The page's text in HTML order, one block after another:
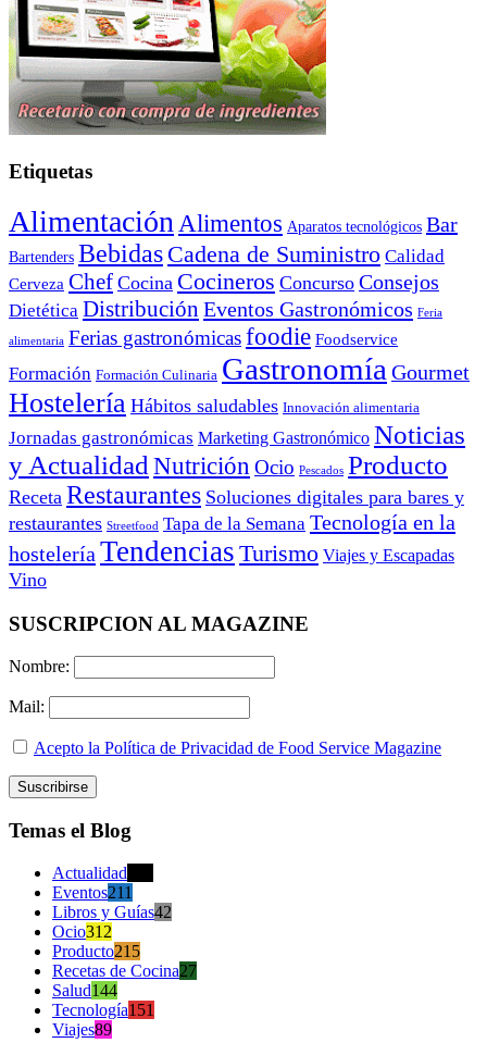
Etiquetas
Alimentación Alimentos Aparatos tecnológicos Bar
Bartenders Bebidas Cadena de Suministro Calidad
Cerveza Chef Cocina Cocineros Concurso Consejos
Dietética Distribución Eventos Gastronómicos Feria
alimentaria Ferias gastronómicasfoodie Foodservice
Formación Formación Culinaria Gastronomía Gourmet
Hostelería Hábitos saludables Innovación alimentaria
Jornadas gastronómicas Marketing Gastronómico Noticias
y Actualidad Nutrición Ocio Pescados Producto
Receta Restaurantes Soluciones digitales para bares y
restaurantes Streetfood Tapa de la Semana Tecnología en la
hostelería Tendencias Turismo Viajes y Escapadas
Vino
SUSCRIPCION AL MAGAZINE
Nombre:
Mail:
Acepto la Política de Privacidad de Food Service Magazine
Temas el Blog
Actualidad
Eventos211
Libros y Guías42
Ocio312
Producto215
Recetas de Cocina27
Salud144
Tecnología151
Viajes89